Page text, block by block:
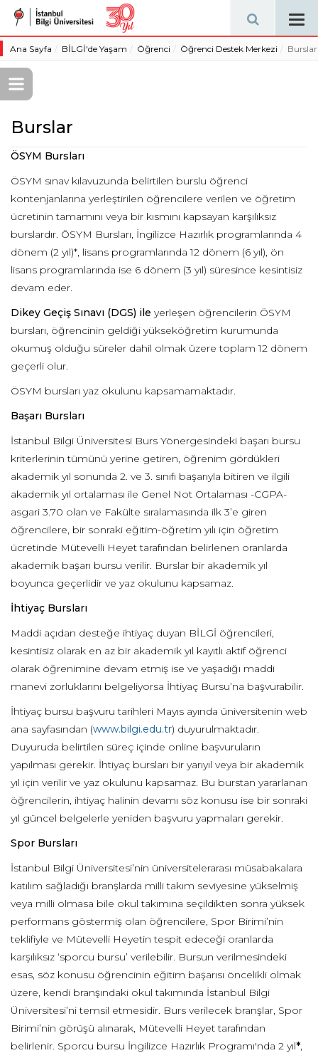
Ana Sayfa BİLGİ'de Yaşam Öğrenci Öğrenci Destek Merkezi Burslar
Burslar
ÖSYM Bursları
ÖSYM sınav kılavuzunda belirtilen burslu öğrenci
kontenjanlarına yerleştirilen öğrencilere verilen ve öğretim
ücretinin tamamını veya bir kısmını kapsayan karşılıksız
burslardır. ÖSYM Bursları, İngilizce Hazırlık programlarında 4
dönem (2 yıl)*, lisans programlarında 12 dönem (6 yıl), ön
lisans programlarında ise 6 dönem (3 yıl) süresince kesintisiz
devam eder.
Dikey Geçiş Sınavı (DGS) ile yerleşen öğrencilerin ÖSYM
bursları, öğrencinin geldiği yükseköğretim kurumunda
okumuş olduğu süreler dahil olmak üzere toplam 12 dönem
geçerli olur.
ÖSYM bursları yaz okulunu kapsamamaktadır.
Başarı Bursları
İstanbul Bilgi Üniversitesi Burs Yönergesindeki başarı bursu
kriterlerinin tümünü yerine getiren, öğrenim gördükleri
akademik yıl sonunda 2. ve 3. sınıfı başarıyla bitiren ve ilgili
akademik yıl ortalaması ile Genel Not Ortalaması -CGPA-
asgari 3.70 olan ve Fakülte sıralamasında ilk 3’e giren
öğrencilere, bir sonraki eğitim-öğretim yılı için öğretim
ücretinde Mütevelli Heyet tarafından belirlenen oranlarda
akademik başarı bursu verilir. Burslar bir akademik yıl
boyunca geçerlidir ve yaz okulunu kapsamaz.
İhtiyaç Bursları
Maddi açıdan desteğe ihtiyaç duyan BİLGİ öğrencileri,
kesintisiz olarak en az bir akademik yıl kayıtlı aktif öğrenci
olarak öğrenimine devam etmiş ise ve yaşadığı maddi
manevi zorluklarını belgeliyorsa İhtiyaç Bursu’na başvurabilir.
İhtiyaç bursu başvuru tarihleri Mayıs ayında üniversitenin web
ana sayfasından (www.bilgi.edu.tr) duyurulmaktadır.
Duyuruda belirtilen süreç içinde online başvuruların
yapılması gerekir. İhtiyaç bursları bir yarıyıl veya bir akademik
yıl için verilir ve yaz okulunu kapsamaz. Bu burstan yararlanan
öğrencilerin, ihtiyaç halinin devamı söz konusu ise bir sonraki
yıl güncel belgelerle yeniden başvuru yapmaları gerekir.
Spor Bursları
İstanbul Bilgi Üniversitesi’nin üniversitelerarası müsabakalara
katılım sağladığı branşlarda milli takım seviyesine yükselmiş
veya milli olmasa bile okul takımına seçildikten sonra yüksek
performans göstermiş olan öğrencilere, Spor Birimi’nin
teklifiyle ve Mütevelli Heyetin tespit edeceği oranlarda
karşılıksız ‘sporcu bursu’ verilebilir. Bursun verilmesindeki
esas, söz konusu öğrencinin eğitim başarısı öncelikli olmak
üzere, kendi branşındaki okul takımında İstanbul Bilgi
Üniversitesi’ni temsil etmesidir. Burs verilecek branşlar, Spor
Birimi’nin görüşü alınarak, Mütevelli Heyet tarafından
belirlenir. Sporcu bursu İngilizce Hazırlık Programı'nda 2 yıl*,